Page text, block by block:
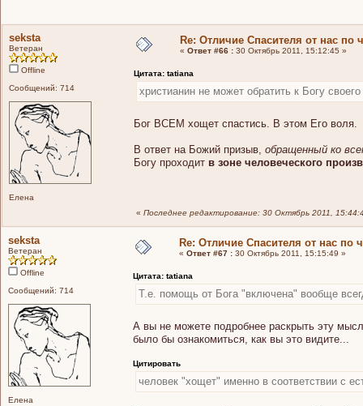
seksta
Ветеран
Offline
Сообщений: 714
Елена
Re: Отличие Спасителя от нас по
« Ответ #66 : 30 Октябрь 2011, 15:12:45 »
Цитата: tatiana
христианин не может обратить к Богу
Бог ВСЕМ хощет спастись. В этом Его воля.
В ответ на Божий призыв, обращенный ко
Богу проходит в зоне человеческого
« Последнее редактирование: 30 Октябрь 2011,
seksta
Ветеран
Offline
Сообщений: 714
Елена
Re: Отличие Спасителя от нас по
« Ответ #67 : 30 Октябрь 2011, 15:15:49 »
Цитата: tatiana
Т.е. помощь от Бога "включена" вообще
А вы не можете подробнее раскрыть эту
было бы ознакомиться, как вы это видите...
Цитировать
человек "хощет" именно в соответствии с